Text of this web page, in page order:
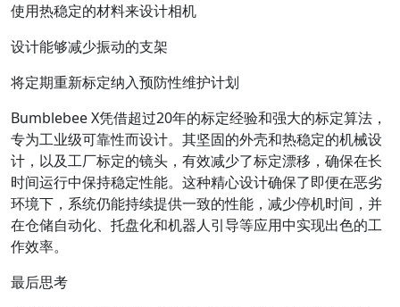
使用热稳定的材料来设计相机
设计能够减少振动的支架
将定期重新标定纳入预防性维护计划
Bumblebee X凭借超过20年的标定经验和强大的标定算法，
专为工业级可靠性而设计。其坚固的外壳和热稳定的机械设
计，以及工厂标定的镜头，有效减少了标定漂移，确保在长
时间运行中保持稳定性能。这种精心设计确保了即便在恶劣
环境下，系统仍能持续提供一致的性能，减少停机时间，并
在仓储自动化、托盘化和机器人引导等应用中实现出色的工
作效率。
最后思考